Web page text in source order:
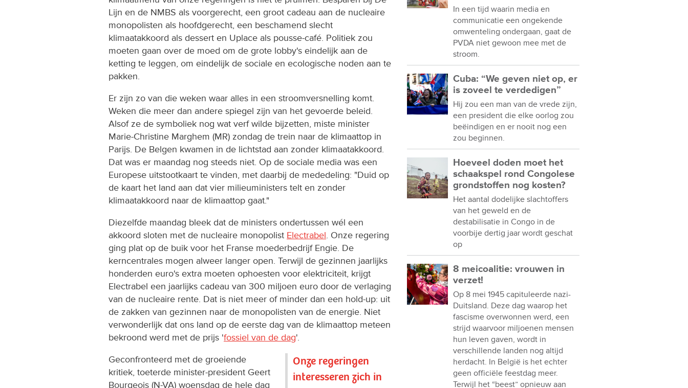
Lijn en de NMBS als voorgerecht, een groot cadeau aan de nucleaire
monopolisten als hoofdgerecht, een beschamend slecht
klimaatakkoord als dessert en Uplace als pousse-café. Politiek zou
moeten gaan over de moed om de grote lobby's eindelijk aan de
ketting te leggen, om eindelijk de sociale en ecologische noden aan te
pakken.
Er zijn zo van die weken waar alles in een stroomversnelling komt.
Weken die meer dan andere spiegel zijn van het gevoerde beleid.
Alsof ze de symboliek nog wat verf wilde bijzetten, miste minister
Marie-Christine Marghem (MR) zondag de trein naar de klimaattop in
Parijs. De Belgen kwamen in de lichtstad aan zonder klimaatakkoord.
Dat was er maandag nog steeds niet. Op de sociale media was een
Europese uitstootkaart te vinden, met daarbij de mededeling: "Duid op
de kaart het land aan dat vier milieuministers telt en zonder
klimaatakkoord naar de klimaattop gaat."
Diezelfde maandag bleek dat de ministers ondertussen wél een
akkoord sloten met de nucleaire monopolist Electrabel. Onze regering
ging plat op de buik voor het Franse moederbedrijf Engie. De
kerncentrales mogen alweer langer open. Terwijl de gezinnen jaarlijks
honderden euro's extra moeten ophoesten voor elektriciteit, krijgt
Electrabel een jaarlijks cadeau van 300 miljoen euro door de verlaging
van de nucleaire rente. Dat is niet meer of minder dan een hold-up: uit
de zakken van gezinnen naar de monopolisten van de energie. Niet
verwonderlijk dat ons land op de eerste dag van de klimaattop meteen
bekroond werd met de prijs 'fossiel van de dag'.
Onze regeringen
interesseren zich in
Geconfronteerd met de groeiende
kritiek, toeterde minister-president Geert
Bourgeois (N-VA) woensdag de hele dag
In een tijd waarin media en
communicatie een ongekende
omwenteling ondergaan, gaat de
PVDA niet gewoon mee met de
stroom.
Cuba: “We geven niet op, er
is zoveel te verdedigen”
Hij zou een man van de vrede zijn,
een president die elke oorlog zou
beëindigen en er nooit nog een
zou beginnen.
Hoeveel doden moet het
schaakspel rond Congolese
grondstoffen nog kosten?
Het aantal dodelijke slachtoffers
van het geweld en de
destabilisatie in Congo in de
voorbije dertig jaar wordt geschat
op
8 meicoalitie: vrouwen in
verzet!
Op 8 mei 1945 capituleerde nazi-
Duitsland. Deze dag waarop het
fascisme overwonnen werd, een
strijd waarvoor miljoenen mensen
hun leven gaven, wordt in
verschillende landen nog altijd
herdacht. In België is het echter
geen officiële feestdag meer.
Terwijl het “beest” opnieuw aan